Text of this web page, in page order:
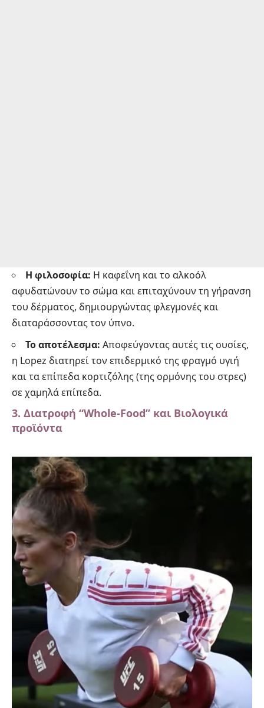
Η φιλοσοφία: Η καφεΐνη και το αλκοόλ
αφυδατώνουν το σώμα και επιταχύνουν τη γήρανση
του δέρματος, δημιουργώντας φλεγμονές και
διαταράσσοντας τον ύπνο.
Το αποτέλεσμα: Αποφεύγοντας αυτές τις ουσίες,
η Lopez διατηρεί τον επιδερμικό της φραγμό υγιή
και τα επίπεδα κορτιζόλης (της ορμόνης του στρες)
σε χαμηλά επίπεδα.
3. Διατροφή “Whole-Food” και Βιολογικά
προϊόντα